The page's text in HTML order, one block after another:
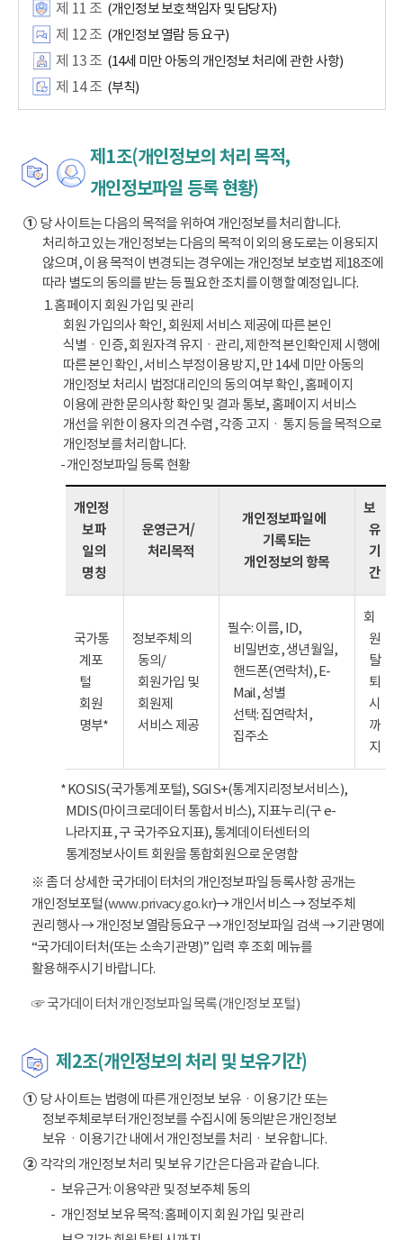
제 11 조 (개인정보 보호책임자 및 담당자)
제 12 조 (개인정보 열람 등 요구)
제 13 조 (14세 미만 아동의 개인정보 처리에 관한 사항)
제 14 조 (부칙)
제1조(개인정보의 처리 목적,
개인정보파일 등록 현황)
①당 사이트는 다음의 목적을 위하여 개인정보를 처리합니다.
처리하고 있는 개인정보는 다음의 목적 이외의 용도로는 이용되지
않으며, 이용 목적이 변경되는 경우에는 개인정보 보호법 제18조에
따라 별도의 동의를 받는 등 필요한 조치를 이행할 예정입니다.
1. 홈페이지 회원 가입 및 관리
회원 가입의사 확인, 회원제 서비스 제공에 따른 본인
식별ㆍ인증, 회원자격 유지ㆍ관리, 제한적 본인확인제 시행에
따른 본인 확인, 서비스 부정이용 방지, 만 14세 미만 아동의
개인정보 처리시 법정대리인의 동의 여부 확인, 홈페이지
이용에 관한 문의사항 확인 및 결과 통보, 홈페이지 서비스
개선을 위한 이용자 의견 수렴, 각종 고지ㆍ통지 등을 목적으로
개인정보를 처리합니다.
- 개인정보파일 등록 현황
개인정
보파
일의
명칭
운영근거/
처리목적
개인정보파일에
기록되는
개인정보의 항목
보
유
기
간
국가통
계포
털
회원
명부*
정보주체의
동의/
회원가입 및
회원제
서비스 제공
필수: 이름, ID,
비밀번호, 생년월일,
핸드폰(연락처), E-
Mail, 성별
선택: 집연락처,
집주소
회
원
탈
퇴
시
까
지
* KOSIS(국가통계포털), SGIS+(통계지리정보서비스),
MDIS(마이크로데이터 통합서비스), 지표누리(구 e-
나라지표, 구 국가주요지표), 통계데이터센터의
통계정보사이트 회원을 통합회원으로 운영함
※ 좀 더 상세한 국가데이터처의 개인정보파일 등록사항 공개는
개인정보포털(www.privacy.go.kr)→ 개인서비스 → 정보주체
권리행사 → 개인정보 열람등요구 → 개인정보파일 검색 → 기관명에
“국가데이터처(또는 소속기관명)” 입력 후 조회 메뉴를
활용해주시기 바랍니다.
☞ 국가데이터처 개인정보파일 목록(개인정보 포털)
제2조(개인정보의 처리 및 보유기간)
①당 사이트는 법령에 따른 개인정보 보유ㆍ이용기간 또는
정보주체로부터 개인정보를 수집시에 동의받은 개인정보
보유ㆍ이용기간 내에서 개인정보를 처리ㆍ보유합니다.
②각각의 개인정보 처리 및 보유 기간은 다음과 같습니다.
보유근거: 이용약관 및 정보주체 동의
개인정보 보유 목적: 홈페이지 회원 가입 및 관리